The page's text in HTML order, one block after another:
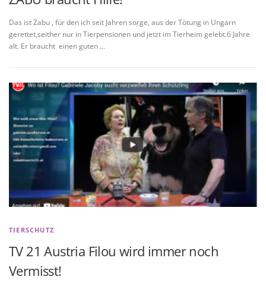
Das ist Zabu , für den ich seit Jahren sorge, aus der Tötung in Ungarn
gerettet,seither nur in Tierpensionen und jetzt im Tierheim gelebt.6 Jahre
alt. Er braucht einen guten …
TIERSCHUTZ
TV 21 Austria Filou wird immer noch
Vermisst!